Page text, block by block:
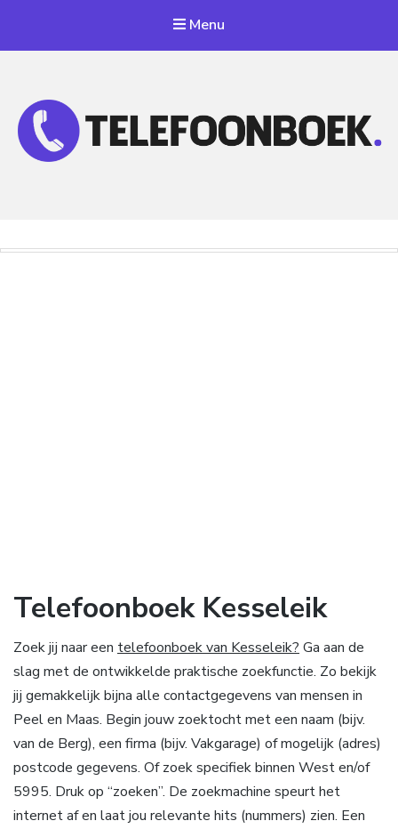
Menu
Telefoonboek Kesseleik
Zoek jij naar een telefoonboek van Kesseleik? Ga aan de
slag met de ontwikkelde praktische zoekfunctie. Zo bekijk
jij gemakkelijk bijna alle contactgegevens van mensen in
Peel en Maas. Begin jouw zoektocht met een naam (bijv.
van de Berg), een firma (bijv. Vakgarage) of mogelijk (adres)
postcode gegevens. Of zoek specifiek binnen West en/of
5995. Druk op “zoeken”. De zoekmachine speurt het
internet af en laat jou relevante hits (nummers) zien. Een